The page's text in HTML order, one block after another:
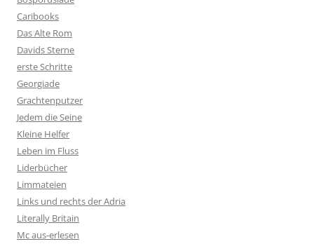
Caribooks
Das Alte Rom
Davids Sterne
erste Schritte
Georgiade
Grachtenputzer
Jedem die Seine
Kleine Helfer
Leben im Fluss
Liderbücher
Limmateien
Links und rechts der Adria
Literally Britain
Mc aus-erlesen